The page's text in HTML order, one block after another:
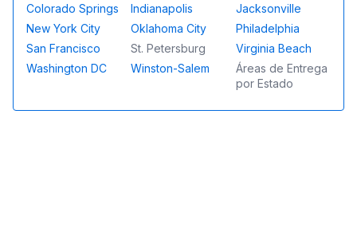
Colorado Springs
Indianapolis
Jacksonville
New York City
Oklahoma City
Philadelphia
San Francisco
St. Petersburg
Virginia Beach
Washington DC
Winston-Salem
Áreas de Entrega
por Estado